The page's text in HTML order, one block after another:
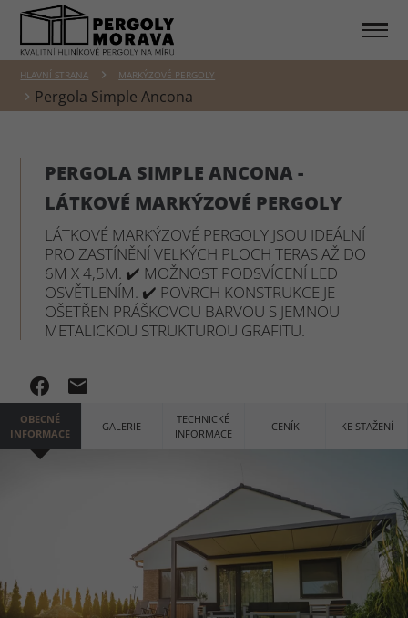
HLAVNÍ STRANA MARKÝZOVÉ PERGOLY
Pergola Simple Ancona
PERGOLA SIMPLE ANCONA -
LÁTKOVÉ MARKÝZOVÉ PERGOLY
LÁTKOVÉ MARKÝZOVÉ PERGOLY JSOU IDEÁLNÍ
PRO ZASTÍNĚNÍ VELKÝCH PLOCH TERAS AŽ DO
6M X 4,5M. ✔️ MOŽNOST PODSVÍCENÍ LED
OSVĚTLENÍM. ✔️ POVRCH KONSTRUKCE JE
OŠETŘEN PRÁŠKOVOU BARVOU S JEMNOU
METALICKOU STRUKTUROU GRAFITU.
OBECNÉ
INFORMACE
GALERIE
TECHNICKÉ
INFORMACE
CENÍK KE STAŽENÍ